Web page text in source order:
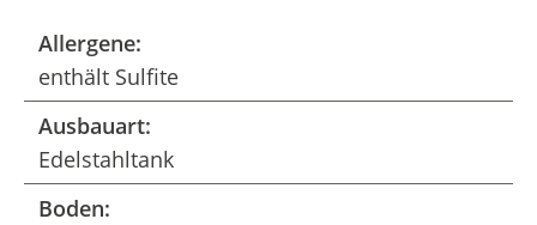
Allergene:
enthält Sulfite
Ausbauart:
Edelstahltank
Boden: